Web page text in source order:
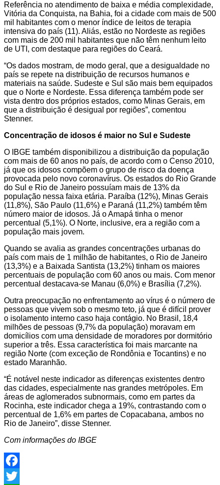
Referência no atendimento de baixa e média complexidade,
Vitória da Conquista, na Bahia, foi a cidade com mais de 500
mil habitantes com o menor índice de leitos de terapia
intensiva do país (11). Aliás, estão no Nordeste as regiões
com mais de 200 mil habitantes que não têm nenhum leito
de UTI, com destaque para regiões do Ceará.
“Os dados mostram, de modo geral, que a desigualdade no
país se repete na distribuição de recursos humanos e
materiais na saúde. Sudeste e Sul são mais bem equipados
que o Norte e Nordeste. Essa diferença também pode ser
vista dentro dos próprios estados, como Minas Gerais, em
que a distribuição é desigual por regiões”, comentou
Stenner.
Concentração de idosos é maior no Sul e Sudeste
O IBGE também disponibilizou a distribuição da população
com mais de 60 anos no país, de acordo com o Censo 2010,
já que os idosos compõem o grupo de risco da doença
provocada pelo novo coronavírus. Os estados do Rio Grande
do Sul e Rio de Janeiro possuíam mais de 13% da
população nessa faixa etária. Paraíba (12%), Minas Gerais
(11,8%), São Paulo (11,6%) e Paraná (11,2%) também têm
número maior de idosos. Já o Amapá tinha o menor
percentual (5,1%). O Norte, inclusive, era a região com a
população mais jovem.
Quando se avalia as grandes concentrações urbanas do
país com mais de 1 milhão de habitantes, o Rio de Janeiro
(13,3%) e a Baixada Santista (13,2%) tinham os maiores
percentuais de população com 60 anos ou mais. Com menor
percentual destacava-se Manau (6,0%) e Brasília (7,2%).
Outra preocupação no enfrentamento ao vírus é o número de
pessoas que vivem sob o mesmo teto, já que é difícil prover
o isolamento interno caso haja contágio. No Brasil, 18,4
milhões de pessoas (9,7% da população) moravam em
domicílios com uma densidade de moradores por dormitório
superior a três. Essa característica foi mais marcante na
região Norte (com exceção de Rondônia e Tocantins) e no
estado Maranhão.
“É notável neste indicador as diferenças existentes dentro
das cidades, especialmente nas grandes metrópoles. Em
áreas de aglomerados subnormais, como em partes da
Rocinha, este indicador chega a 19%, contrastando com o
percentual de 1,6% em partes de Copacabana, ambos no
Rio de Janeiro”, disse Stenner.
Com informações do IBGE
Facebook